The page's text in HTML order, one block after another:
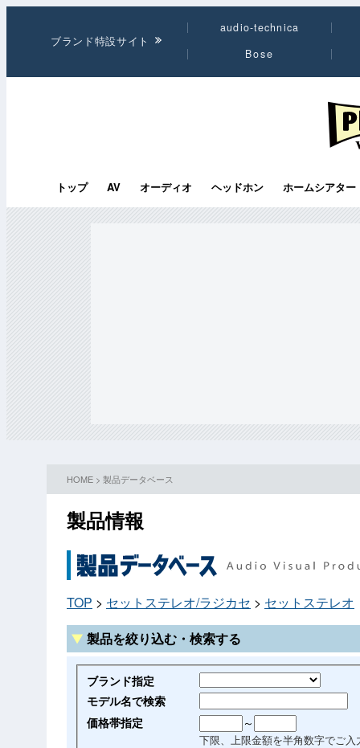
ブランド特設サイト
audio-technica
Bose
トップ AV オーディオ ヘッドホン ホームシアター
HOME > 製品データベース
製品情報
TOP > セットステレオ/ラジカセ > セットステレオ
製品を絞り込む・検索する
ブランド指定
モデル名で検索
価格帯指定
～
下限、上限金額を半角数字でご入